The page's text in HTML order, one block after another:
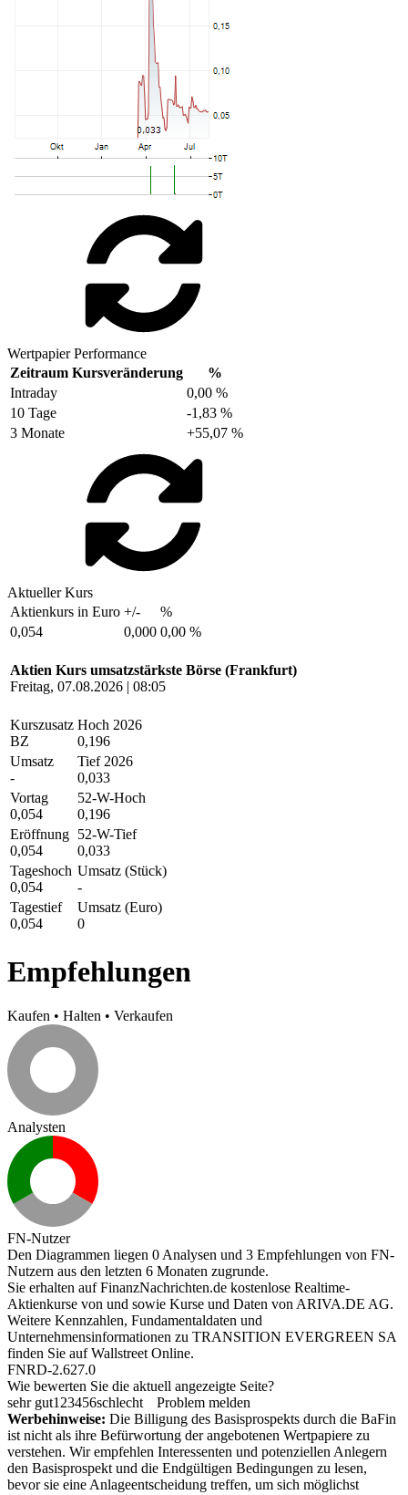
Wertpapier Performance
Zeitraum Kursveränderung
%
Intraday
0,00 %
10 Tage
-1,83 %
3 Monate
+55,07 %
Aktueller Kurs
Aktienkurs in Euro +/-
%
0,054
0,000 0,00 %
Aktien Kurs umsatzstärkste Börse (Frankfurt)
Freitag, 07.08.2026 | 08:05
Kurszusatz
BZ
Hoch 2026
0,196
Umsatz
-
Tief 2026
0,033
Vortag
0,054
52-W-Hoch
0,196
Eröffnung
0,054
52-W-Tief
0,033
Tageshoch
0,054
Umsatz (Stück)
-
Tagestief
0,054
Umsatz (Euro)
0
Empfehlungen
Kaufen • Halten • Verkaufen
Analysten
FN-Nutzer
Den Diagrammen liegen 0 Analysen und 3 Empfehlungen von FN-
Nutzern aus den letzten 6 Monaten zugrunde.
Sie erhalten auf FinanzNachrichten.de kostenlose Realtime-
Aktienkurse von und sowie Kurse und Daten von ARIVA.DE AG.
Weitere Kennzahlen, Fundamentaldaten und
Unternehmensinformationen zu TRANSITION EVERGREEN SA
finden Sie aufWallstreet Online.
FNRD-2.627.0
Wie bewerten Sie die aktuell angezeigte Seite?
sehr gut1 23456schlecht
Problem melden
Werbehinweise: Die Billigung des Basisprospekts durch die BaFin
ist nicht als ihre Befürwortung der angebotenen Wertpapiere zu
verstehen. Wir empfehlen Interessenten und potenziellen Anlegern
den Basisprospekt und die Endgültigen Bedingungen zu lesen,
bevor sie eine Anlageentscheidung treffen, um sich möglichst